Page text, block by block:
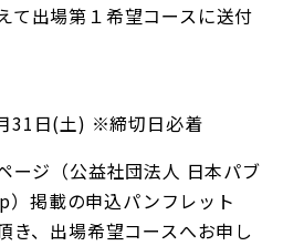
て出場第１希望コースに送付
31日(土) ※締切日必着
ージ（公益社団法人 日本パブ
）掲載の申込パンフレット
き、出場希望コースへお申し